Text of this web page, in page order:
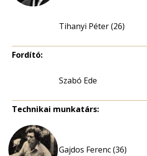
Tihanyi Péter (26)
Fordító:
Szabó Ede
Technikai munkatárs:
Gajdos Ferenc (36)